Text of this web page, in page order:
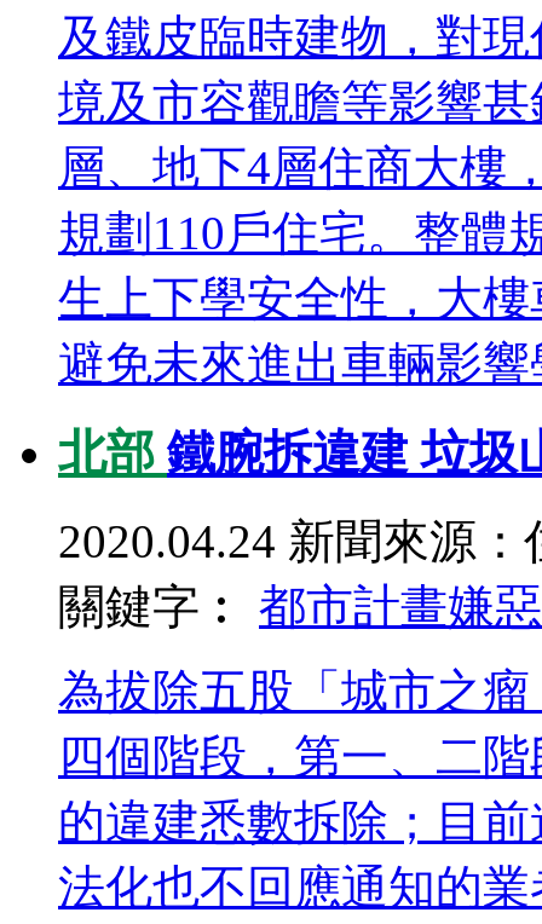
及鐵皮臨時建物，對
境及市容觀瞻等影響
層、地下4層住商大樓
規劃110戶住宅。整體
生上下學安全性，大
避免未來進出車輛影
北部 鐵腕拆違建 垃圾
2020.04.24 新聞來源：
關鍵字︰ 都市計畫嫌
為拔除五股「城市之
四個階段，第一、二
的違建悉數拆除；目
法化也不回應通知的